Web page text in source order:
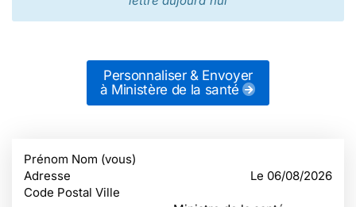
Personnaliser & Envoyer
à Ministère de la santé
Prénom Nom (vous)
Adresse
Code Postal Ville
Le 06/08/2026